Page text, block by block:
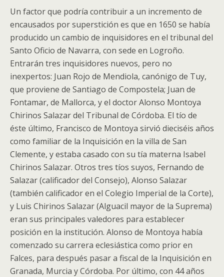
Un factor que podría contribuir a un incremento de
encausados por superstición es que en 1650 se había
producido un cambio de inquisidores en el tribunal del
Santo Oficio de Navarra, con sede en Logroño.
Entrarán tres inquisidores nuevos, pero no
inexpertos: Juan Rojo de Mendiola, canónigo de Tuy,
que proviene de Santiago de Compostela; Juan de
Fontamar, de Mallorca, y el doctor Alonso Montoya
Chirinos Salazar del Tribunal de Córdoba. El tío de
éste último, Francisco de Montoya sirvió dieciséis años
como familiar de la Inquisición en la villa de San
Clemente, y estaba casado con su tía materna Isabel
Chirinos Salazar. Otros tres tíos suyos, Fernando de
Salazar (calificador del Consejo), Alonso Salazar
(también calificador en el Colegio Imperial de la Corte),
y Luis Chirinos Salazar (Alguacil mayor de la Suprema)
eran sus principales valedores para establecer
posición en la institución. Alonso de Montoya había
comenzado su carrera eclesiástica como prior en
Falces, para después pasar a fiscal de la Inquisición en
Granada, Murcia y Córdoba. Por último, con 44 años